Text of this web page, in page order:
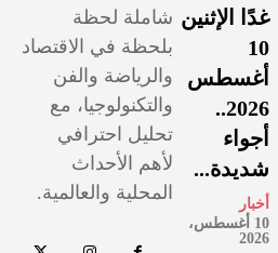
غدًا الإثنين
10
أغسطس
2026..
أجواء
شديدة...
أخبار
10 أغسطس،
2026
شاملة لحظة
بلحظة في الاقتصاد
والرياضة والفن
والتكنولوجيا، مع
تحليل احترافي
لأهم الأحداث
المحلية والعالمية.